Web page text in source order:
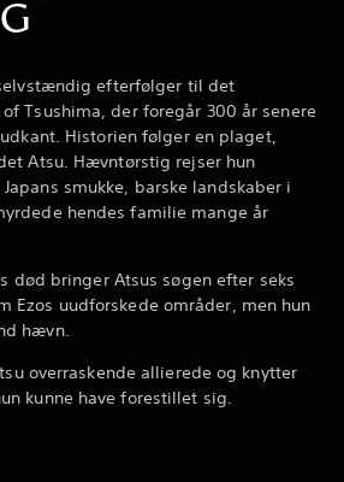
efterfølger til det
Tsushima, der foregår 300 år senere
Historien følger en plaget,
Atsu. Hævntørstig rejser hun
smukke, barske landskaber i
hendes familie mange år
død bringer Atsus søgen efter seks
Ezos uudforskede områder, men hun
hævn.
overraskende allierede og knytter
kunne have forestillet sig.